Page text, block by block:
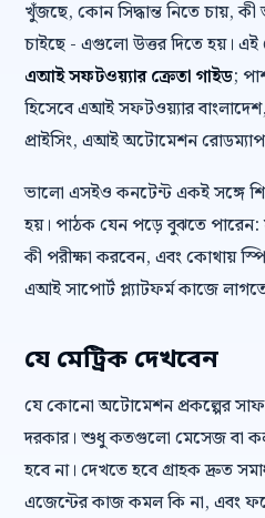
খুঁজছে, কোন সিদ্ধান্ত নিতে চায়,
চাইছে - এগুলো উত্তর দিতে হয়।
এআই সফটওয়্যার ক্রেতা গাইড;
হিসেবে এআই সফটওয়্যার
প্রাইসিং, এআই অটোমেশন রোডম্যাপ
ভালো এসইও কনটেন্ট একই সঙ্গে
হয়। পাঠক যেন পড়ে বুঝতে
কী পরীক্ষা করবেন, এবং কোথায়
এআই সাপোর্ট প্ল্যাটফর্ম কাজে
যে মেট্রিক দেখবেন
যে কোনো অটোমেশন প্রকল্পের
দরকার। শুধু কতগুলো মেসেজ বা
হবে না। দেখতে হবে গ্রাহক দ্রুত
এজেন্টের কাজ কমল কি না, এবং